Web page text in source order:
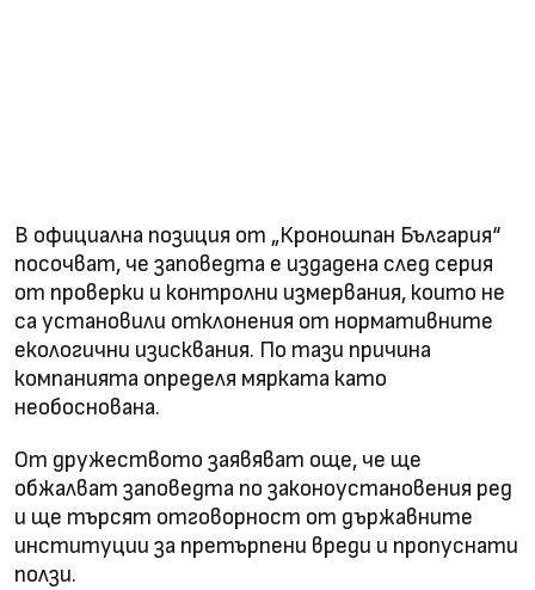
В официална позиция от „Кроношпан България“
посочват, че заповедта е издадена след серия
от проверки и контролни измервания, които не
са установили отклонения от нормативните
екологични изисквания. По тази причина
компанията определя мярката като
необоснована.
От дружеството заявяват още, че ще
обжалват заповедта по законоустановения ред
и ще търсят отговорност от държавните
институции за претърпени вреди и пропуснати
ползи.